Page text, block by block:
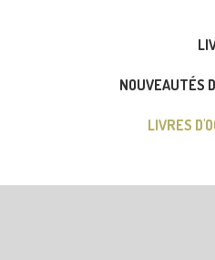
NOUVEAUTÉS
LIVRES